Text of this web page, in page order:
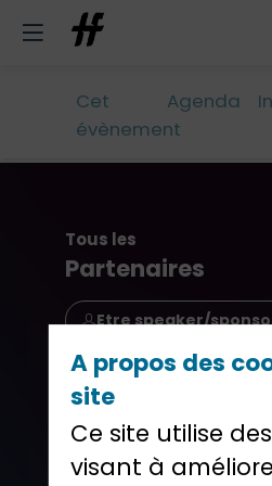
Cet
évènement
Agenda
Tous les
Partenaires
Etre speaker/
A propos des
site
Ce site utilise
visant à